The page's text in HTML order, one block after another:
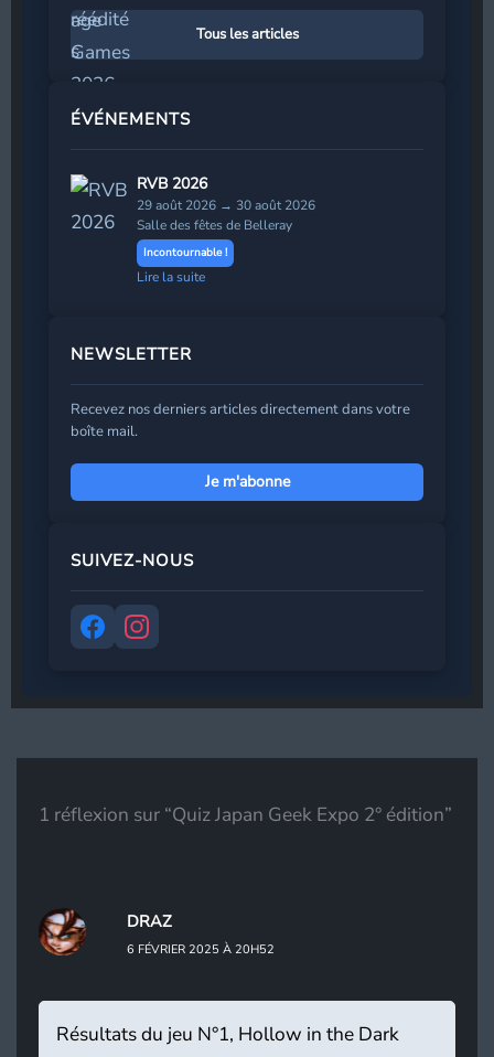
Tous les articles
ÉVÉNEMENTS
RVB 2026
29 août 2026 → 30 août 2026
Salle des fêtes de Belleray
Incontournable !
Lire la suite
NEWSLETTER
Recevez nos derniers articles directement dans votre
boîte mail.
Je m'abonne
Adresse de messagerie
SUIVEZ-NOUS
1 réflexion sur “Quiz Japan Geek Expo 2° édition”
DRAZ
6 FÉVRIER 2025 À 20H52
Résultats du jeu N°1, Hollow in the Dark